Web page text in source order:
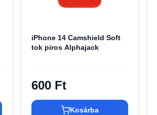
iPhone 14 Camshield Soft
tok piros Alphajack
600 Ft
Kosárba